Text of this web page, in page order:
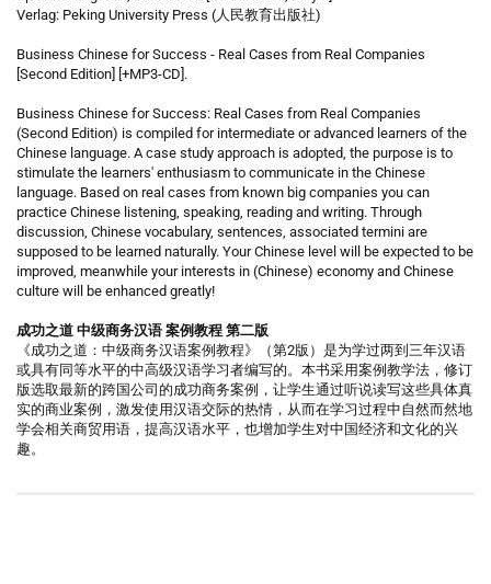
Verlag: Peking University Press (人民教育出版社)
Business Chinese for Success - Real Cases from Real Companies
[Second Edition] [+MP3-CD].
Business Chinese for Success: Real Cases from Real Companies
(Second Edition) is compiled for intermediate or advanced learners of the
Chinese language. A case study approach is adopted, the purpose is to
stimulate the learners' enthusiasm to communicate in the Chinese
language. Based on real cases from known big companies you can
practice Chinese listening, speaking, reading and writing. Through
discussion, Chinese vocabulary, sentences, associated termini are
supposed to be learned naturally. Your Chinese level will be expected to be
improved, meanwhile your interests in (Chinese) economy and Chinese
culture will be enhanced greatly!
成功之道 中级商务汉语 案例教程 第二版
《成功之道：中级商务汉语案例教程》（第2版）是为学过两到三年汉语
或具有同等水平的中高级汉语学习者编写的。本书采用案例教学法，修订
版选取最新的跨国公司的成功商务案例，让学生通过听说读写这些具体真
实的商业案例，激发使用汉语交际的热情，从而在学习过程中自然而然地
学会相关商贸用语，提高汉语水平，也增加学生对中国经济和文化的兴
趣。